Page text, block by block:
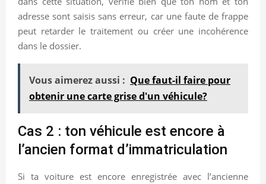
adresse sont saisis sans erreur, car une faute de frappe
peut retarder le traitement ou créer une incohérence
dans le dossier.
Vous aimerez aussi : Que faut-il faire pour
obtenir une carte grise d'un véhicule?
Cas 2 : ton véhicule est encore à
l’ancien format d’immatriculation
Si ta voiture est encore enregistrée avec l’ancienne